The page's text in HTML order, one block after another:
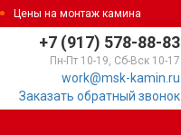
Цены на монтаж камина
+7 (917) 578-88-83
Пн-Пт 10-19, Сб-Вск 10-17
work@msk-kamin.ru
Заказать обратный звонок